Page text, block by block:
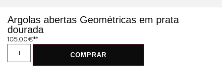
Argolas abertas Geométricas em prata
dourada
105,00€
COMPRAR